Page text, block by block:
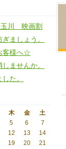
玉川 映画割
ましょう。
客様へ☆
ませんか。
た。
木 金
土
5 6
7
12 13
14
19 20
21